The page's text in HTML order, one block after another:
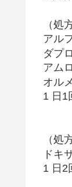
（処
アル
ダプ
アム
オル
1 日
（処
ドキ
1 日